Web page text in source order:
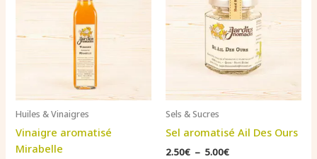
Huiles & Vinaigres
Vinaigre aromatisé
Mirabelle
Sels & Sucres
Sel aromatisé Ail Des Ours
2.50€ – 5.00€Plage